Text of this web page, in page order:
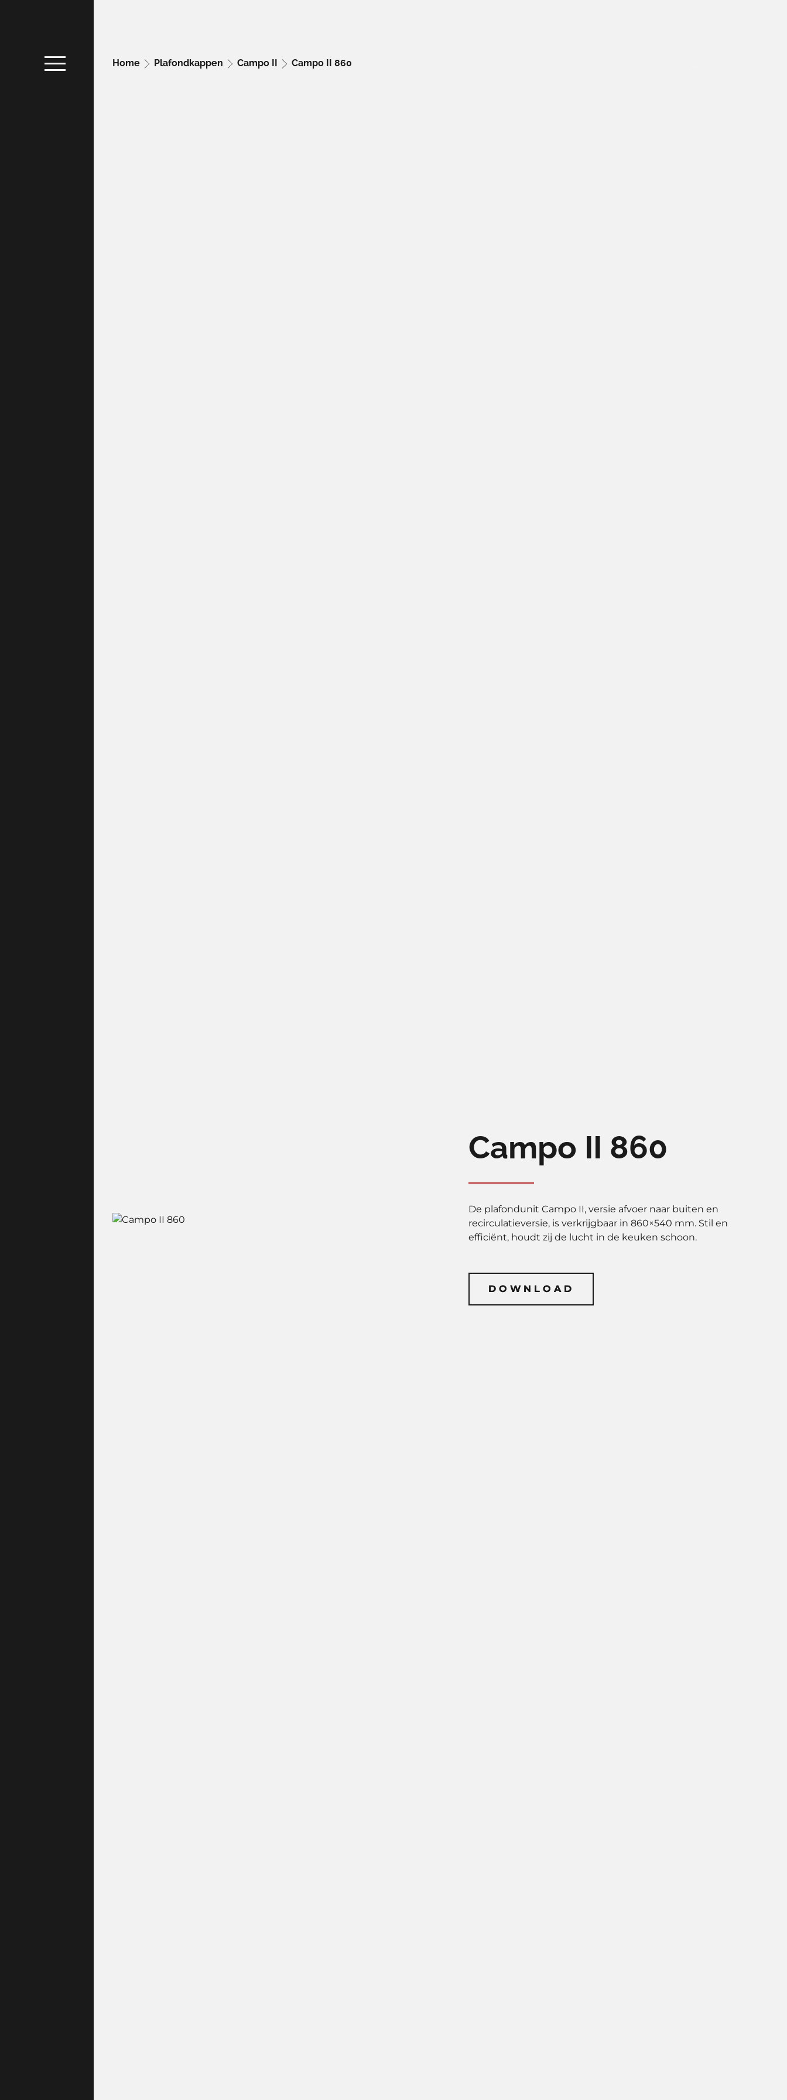
Home Plafondkappen Campo II Campo II 860
Campo II 860
De plafondunit Campo II, versie afvoer naar buiten en
recirculatieversie, is verkrijgbaar in 860×540 mm. Stil en
efficiënt, houdt zij de lucht in de keuken schoon.
DOWNLOAD
DOWNLOAD